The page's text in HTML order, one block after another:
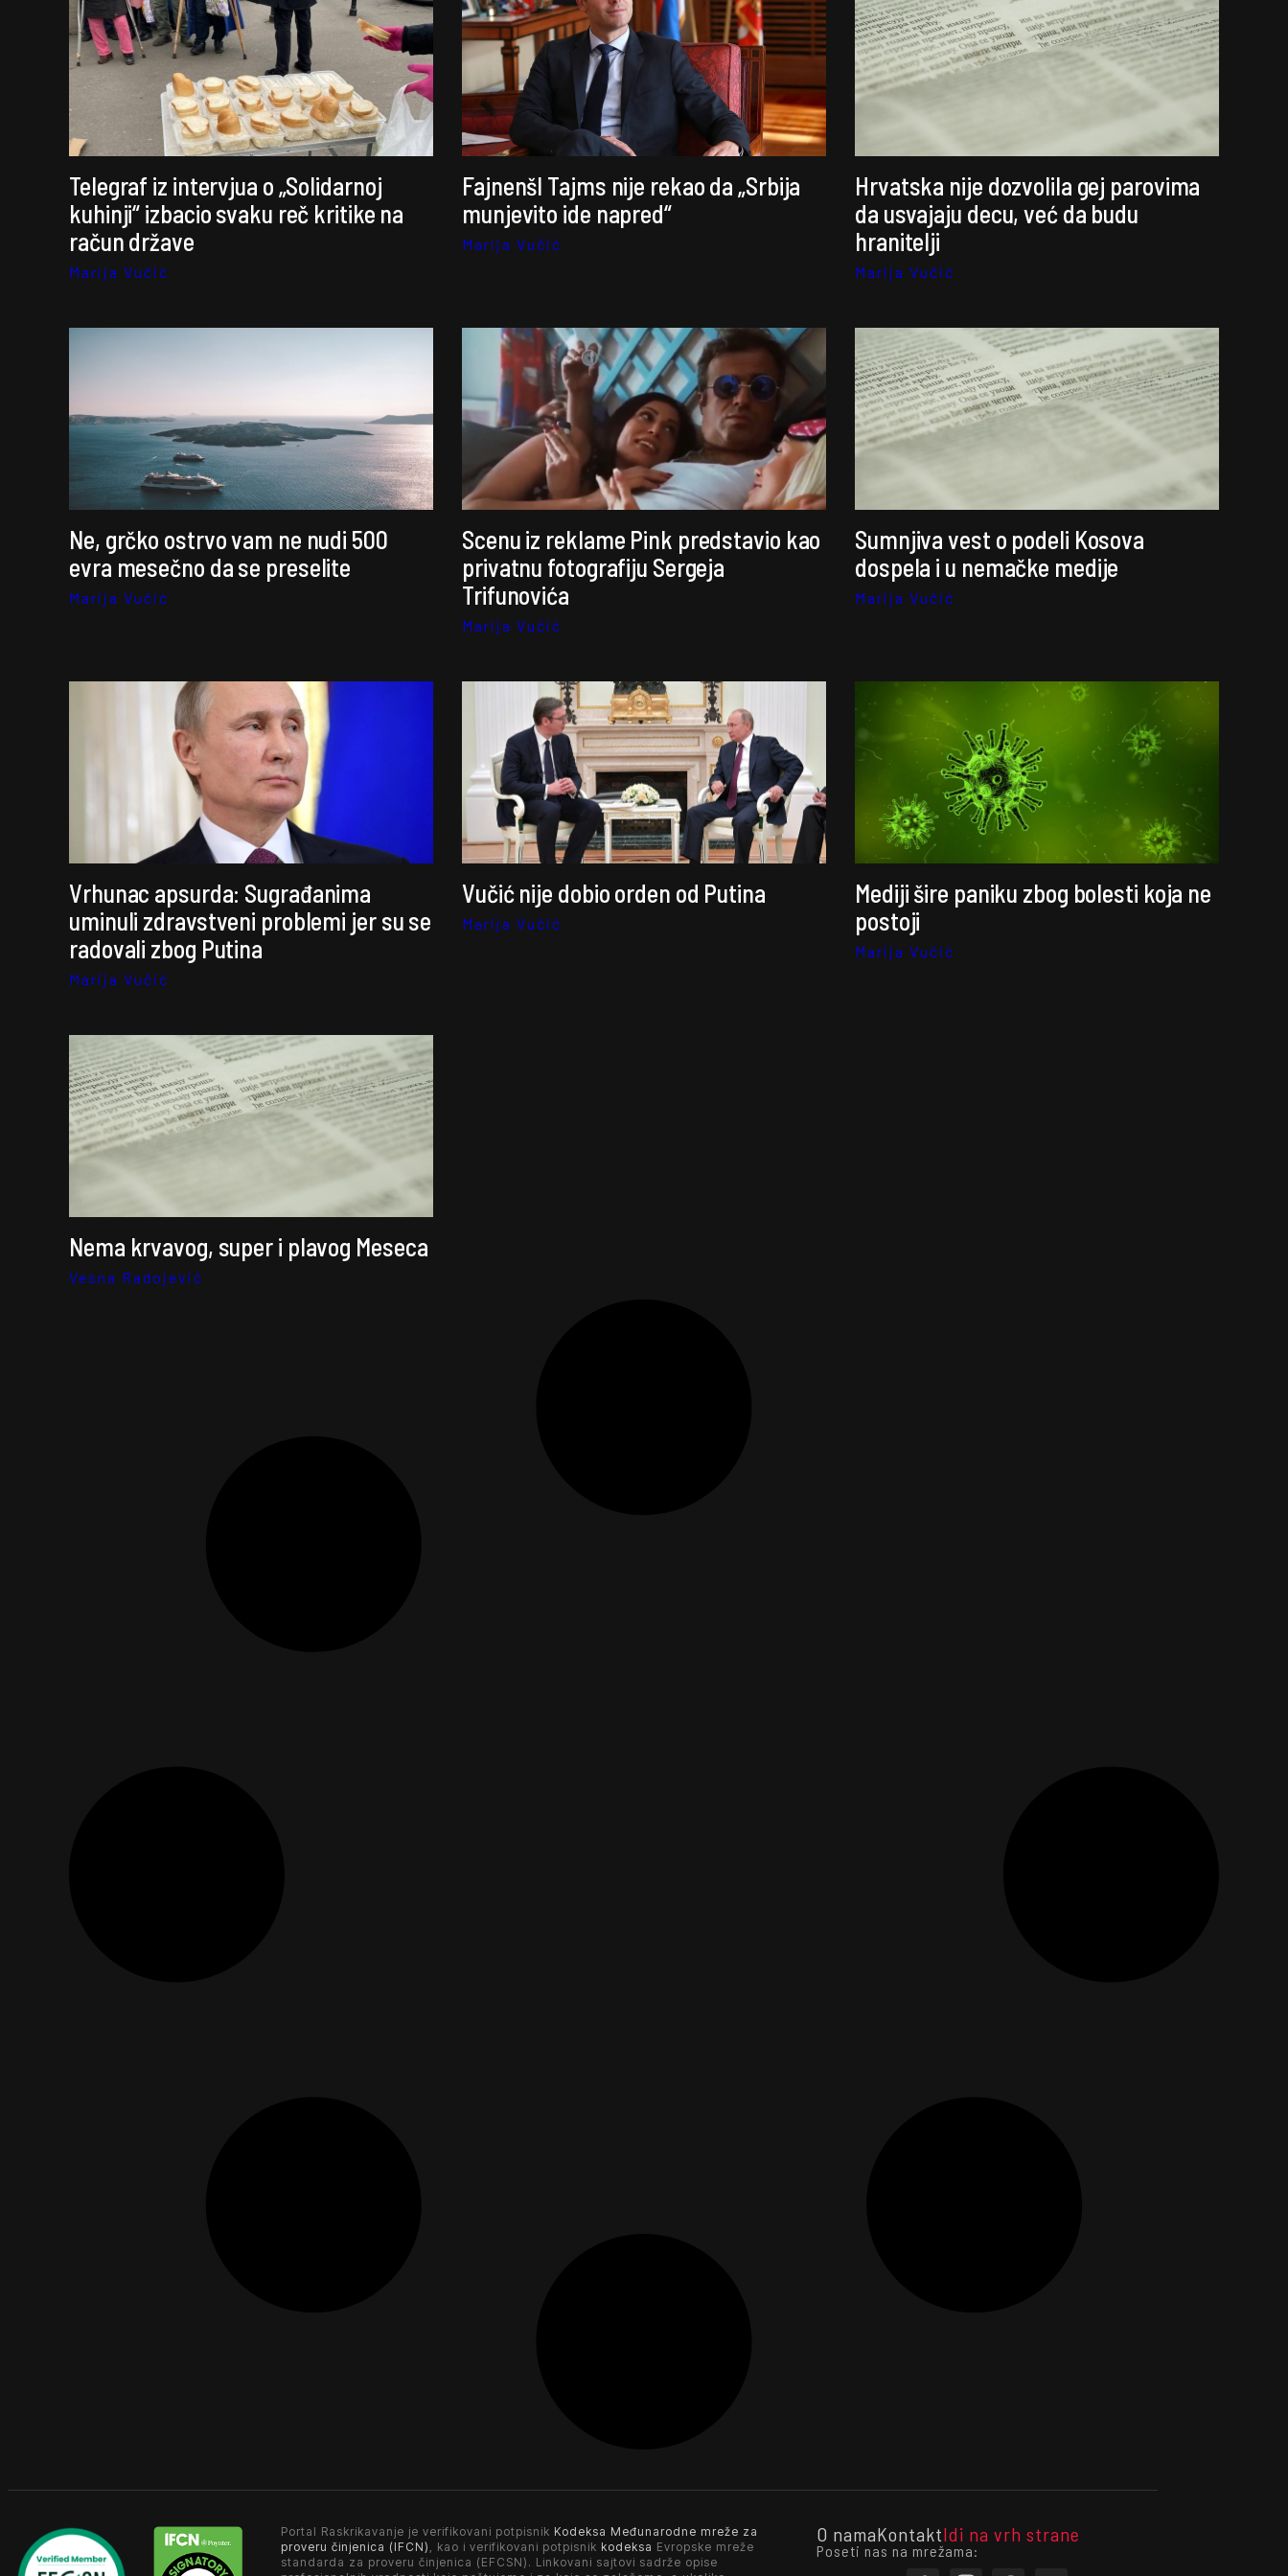
Telegraf iz intervjua o „Solidarnoj
kuhinji“ izbacio svaku reč kritike na
račun države
Marija Vučić
Fajnenšl Tajms nije rekao da „Srbija
munjevito ide napred“
Marija Vučić
Hrvatska nije dozvolila gej parovima
da usvajaju decu, već da budu
hranitelji
Marija Vučić
Ne, grčko ostrvo vam ne nudi 500
evra mesečno da se preselite
Marija Vučić
Scenu iz reklame Pink predstavio kao
privatnu fotografiju Sergeja
Trifunovića
Marija Vučić
Sumnjiva vest o podeli Kosova
dospela i u nemačke medije
Marija Vučić
Vrhunac apsurda: Sugrađanima
uminuli zdravstveni problemi jer su se
radovali zbog Putina
Marija Vučić
Vučić nije dobio orden od Putina
Marija Vučić
Mediji šire paniku zbog bolesti koja ne
postoji
Marija Vučić
Nema krvavog, super i plavog Meseca
Vesna Radojević
Portal Raskrikavanje je verifikovani potpisnik Kodeksa Međunarodne mreže za
proveru činjenica (IFCN) , kao i verifikovani potpisnik kodeksa Evropske mreže
standarda za proveru činjenica (EFCSN). Linkovani sajtovi sadrže opise
O namaKontaktIdi na vrh strane
Poseti nas na mrežama: